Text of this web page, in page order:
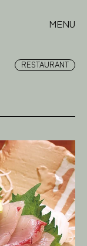
MENU
RESTAURANT